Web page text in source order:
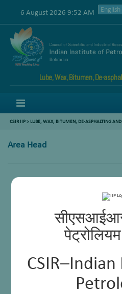
6 August 2026 9:52 AM
Lube, Wax, Bitumen, De-
CSIR IIP> LUBE, WAX, BITUMEN, DE-ASPHALTING
Area Head